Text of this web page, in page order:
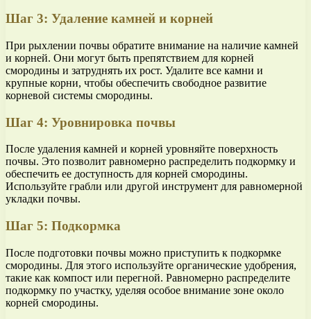
Шаг 3: Удаление камней и корней
При рыхлении почвы обратите внимание на наличие камней
и корней. Они могут быть препятствием для корней
смородины и затруднять их рост. Удалите все камни и
крупные корни, чтобы обеспечить свободное развитие
корневой системы смородины.
Шаг 4: Уровнировка почвы
После удаления камней и корней уровняйте поверхность
почвы. Это позволит равномерно распределить подкормку и
обеспечить ее доступность для корней смородины.
Используйте грабли или другой инструмент для равномерной
укладки почвы.
Шаг 5: Подкормка
После подготовки почвы можно приступить к подкормке
смородины. Для этого используйте органические удобрения,
такие как компост или перегной. Равномерно распределите
подкормку по участку, уделяя особое внимание зоне около
корней смородины.